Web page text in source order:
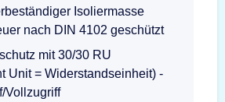
Isoliermasse
nach DIN 4102 geschützt
mit 30/30 RU
Unit = Widerstandseinheit) -
Vollzugriff